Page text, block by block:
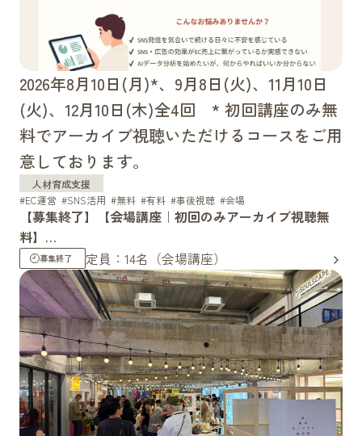
2026年8月10日(月)*、9月8日(火)、11月10日
(火)、12月10日(木)全4回 * 初回講座のみ無
料でアーカイブ視聴いただけるコースをご用
意しております。
人材育成支援
EC運営
SNS活用 無料 有料 事後視聴 会場
【募集終了】【会場講座｜初回のみアーカイブ視聴無
料】
AI活用でSNSとECを「スマート化」する実践ゼミ〜手
間を減らして売上を最大化する、これからのデジタル商
い術〜
定員：14名（会場講座）